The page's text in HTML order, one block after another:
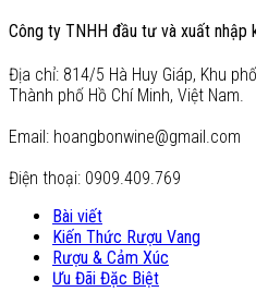
Công ty TNHH đầu tư và xuất nhập
Địa chỉ: 814/5 Hà Huy Giáp, Khu
Thành phố Hồ Chí Minh, Việt Nam.
Email: hoangbonwine@gmail.com
Điện thoại: 0909.409.769
Bài viết
Kiến Thức Rượu Vang
Rượu & Cảm Xúc
Ưu Đãi Đặc Biệt